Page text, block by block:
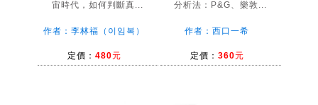
宙時代，如何判斷真...
作者：李林福（이임복）
定價： 480元
分析法：P&G、樂敦...
作者：西口一希
定價： 360元